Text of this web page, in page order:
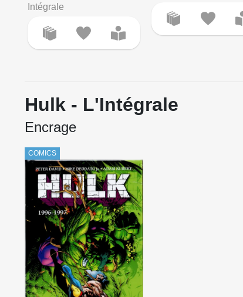
Intégrale
Hulk - L'Intégrale
Encrage
COMICS